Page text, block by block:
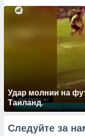
Удар молнии на
Таиланд.
Следуйте за